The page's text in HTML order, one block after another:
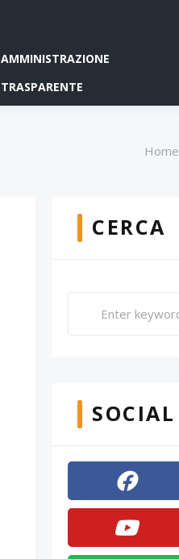
AMMINISTRAZIONE
TRASPARENTE
Home
CERCA
SOCIAL